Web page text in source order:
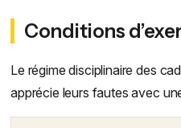
Conditions
Le régime disciplinaire des
apprécie leurs fautes avec